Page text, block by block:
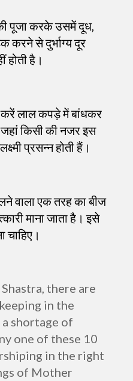
पूजा करके उसमें दूध,
करने से दुर्भाग्य दूर
होती है।
करें लाल कपड़े में बांधकर
किसी की नजर इस
प्रसन्न होती हैं।
वाला एक तरह का बीज
माना जाता है। इसे
there are
in the
shortage of
one of these 10
in the right
of Mother